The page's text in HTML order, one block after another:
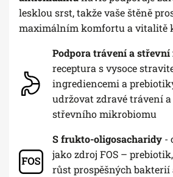
lesklou srst, takže vaše štěně
maximálním komfortu a vitalitě
Podpora trávení a
receptura s vysoce
ingrediencemi a
udržovat zdravé trávení
střevního mikrobiomu
S frukto-oligosacharidy -
jako zdroj FOS –
růst prospěšných bakterií